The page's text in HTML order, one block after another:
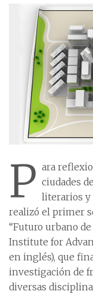
P ara
ciudades
literarios y
realizó el primer
“Futuro urbano
Institute for
en inglés), que
investigación de
diversas